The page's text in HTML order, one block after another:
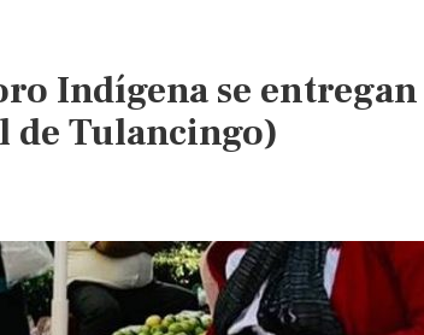
Indígena se
de Tulancingo)